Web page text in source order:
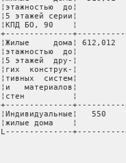
¦этажностью  до¦
¦5 этажей серии¦
¦КПД БО, 90    ¦
+--------------
¦Жилые     дома¦
¦этажностью  до¦
¦5 этажей  дру-¦
¦гих  конструк-¦
¦тивных  систем¦
¦и   материалов¦
¦стен          ¦
+--------------
¦Индивидуальные¦
¦жилые дома    ¦
L--------------